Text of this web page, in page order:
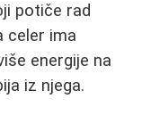
potiče rad
celer ima
energije na
iz njega.